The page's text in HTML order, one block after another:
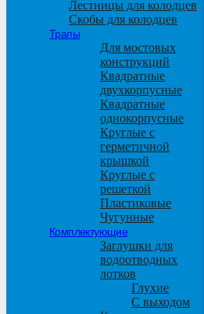
Лестницы для колодцев
Скобы для колодцев
Трапы
Для мостовых
конструкций
Квадратные
двухкорпусные
Квадратные
однокорпусные
Круглые с
герметичной
крышкой
Круглые с
решеткой
Пластиковые
Чугунные
Комплектующие
Заглушки для
водоотводных
лотков
Глухие
С выходом